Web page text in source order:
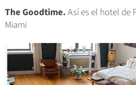
The Goodtime.Así es el hotel de
Miami